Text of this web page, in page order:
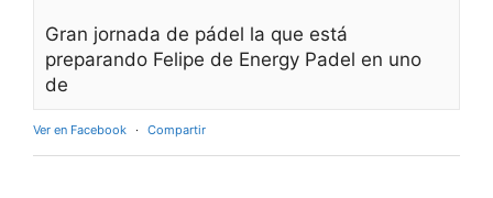
Gran jornada de pádel la que está
preparando Felipe de Energy Padel en uno
de
Ver en Facebook · Compartir